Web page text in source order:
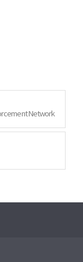
Network